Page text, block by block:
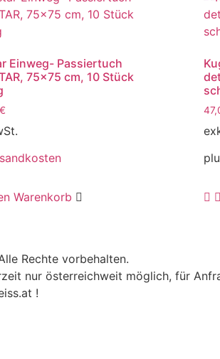
Einweg- Passiertuch
75×75 cm, 10 Stück
€
Warenkorb
Rechte vorbehalten.
nur österreichweit möglich, für
!